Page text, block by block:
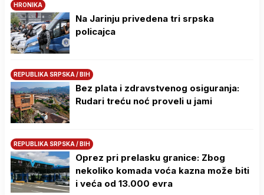
HRONIKA
Na Јarinju privedena tri srpska
policajca
REPUBLIKA SRPSKA / BIH
Bez plata i zdravstvenog osiguranja:
Rudari treću noć proveli u jami
REPUBLIKA SRPSKA / BIH
Oprez pri prelasku granice: Zbog
nekoliko komada voća kazna može biti
i veća od 13.000 evra